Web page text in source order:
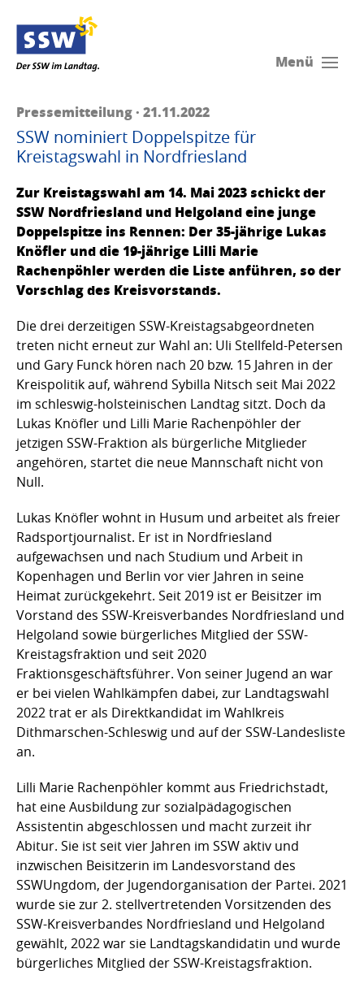
Menü
Pressemitteilung · 21.11.2022
SSW nominiert Doppelspitze für
Kreistagswahl in Nordfriesland
Zur Kreistagswahl am 14. Mai 2023 schickt der
SSW Nordfriesland und Helgoland eine junge
Doppelspitze ins Rennen: Der 35-jährige Lukas
Knöfler und die 19-jährige Lilli Marie
Rachenpöhler werden die Liste anführen, so der
Vorschlag des Kreisvorstands.
Die drei derzeitigen SSW-Kreistagsabgeordneten
treten nicht erneut zur Wahl an: Uli Stellfeld-Petersen
und Gary Funck hören nach 20 bzw. 15 Jahren in der
Kreispolitik auf, während Sybilla Nitsch seit Mai 2022
im schleswig-holsteinischen Landtag sitzt. Doch da
Lukas Knöfler und Lilli Marie Rachenpöhler der
jetzigen SSW-Fraktion als bürgerliche Mitglieder
angehören, startet die neue Mannschaft nicht von
Null.
Lukas Knöfler wohnt in Husum und arbeitet als freier
Radsportjournalist. Er ist in Nordfriesland
aufgewachsen und nach Studium und Arbeit in
Kopenhagen und Berlin vor vier Jahren in seine
Heimat zurückgekehrt. Seit 2019 ist er Beisitzer im
Vorstand des SSW-Kreisverbandes Nordfriesland und
Helgoland sowie bürgerliches Mitglied der SSW-
Kreistagsfraktion und seit 2020
Fraktionsgeschäftsführer. Von seiner Jugend an war
er bei vielen Wahlkämpfen dabei, zur Landtagswahl
2022 trat er als Direktkandidat im Wahlkreis
Dithmarschen-Schleswig und auf der SSW-Landesliste
an.
Lilli Marie Rachenpöhler kommt aus Friedrichstadt,
hat eine Ausbildung zur sozialpädagogischen
Assistentin abgeschlossen und macht zurzeit ihr
Abitur. Sie ist seit vier Jahren im SSW aktiv und
inzwischen Beisitzerin im Landesvorstand des
SSWUngdom, der Jugendorganisation der Partei. 2021
wurde sie zur 2. stellvertretenden Vorsitzenden des
SSW-Kreisverbandes Nordfriesland und Helgoland
gewählt, 2022 war sie Landtagskandidatin und wurde
bürgerliches Mitglied der SSW-Kreistagsfraktion.